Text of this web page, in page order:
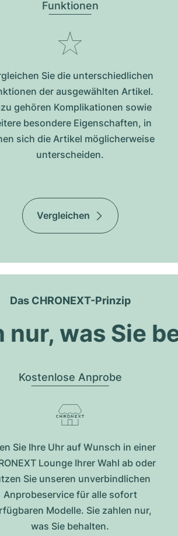
Funktionen
Sie die unterschiedlichen
der ausgewählten Artikel.
gehören Komplikationen sowie
besondere Eigenschaften, in
sich die Artikel möglicherweise
unterscheiden.
Vergleichen
Das CHRONEXT-Prinzip
nur, was Sie
Kostenlose Anprobe
Sie Ihre Uhr auf Wunsch in einer
Lounge Ihrer Wahl ab oder
Sie unseren unverbindlichen
Anprobeservice für alle sofort
Modelle. Sie zahlen nur,
was Sie behalten.